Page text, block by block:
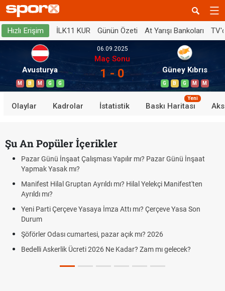
Hızlı Erişim İLK11 KUR Günün Özeti At Yarışı Bankoları
Avusturya
M B M G G
06.09.2025
Maç Sonu
1 - 0 Güney Kıbrıs
G B G M M
Olaylar Kadrolar İstatistik Baskı Haritası
Yeni
Şu An Popüler İçerikler
Pazar Günü İnşaat Çalışması Yapılır mı? Pazar Günü İnşaat
Yapmak Yasak mı?
Manifest Hilal Gruptan Ayrıldı mı? Hilal Yelekçi Manifest'ten
Ayrıldı mı?
Yeni Parti Çerçeve Yasaya İmza Attı mı? Çerçeve Yasa Son
Durum
Şöförler Odası cumartesi, pazar açık mı? 2026
Bedelli Askerlik Ücreti 2026 Ne Kadar? Zam mı gelecek?